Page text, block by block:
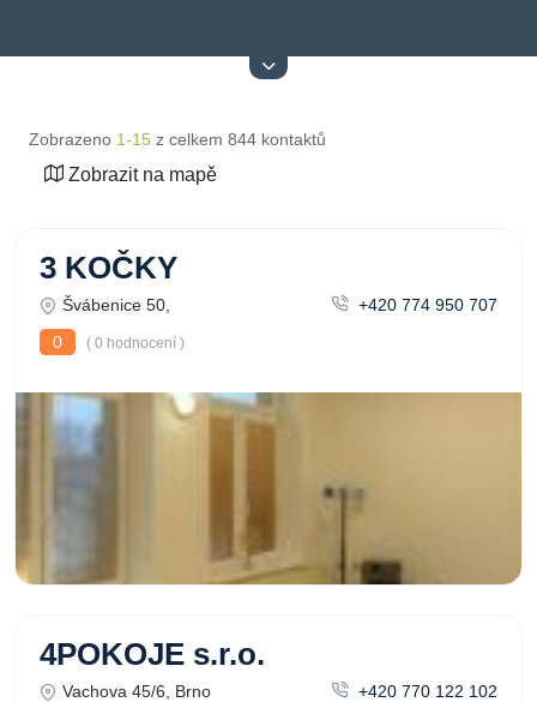
Zobrazeno 1-15 z celkem 844 kontaktů
Zobrazit na mapě
3 KOČKY
Švábenice 50,
+420 774 950 707
0
( 0 hodnocení )
4POKOJE s.r.o.
Vachova 45/6, Brno
+420 770 122 102